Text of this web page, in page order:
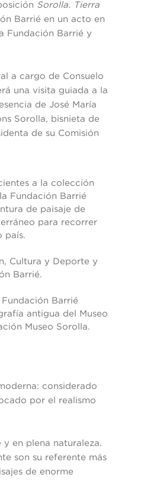
Sorolla. Tierra
Barrié en un acto en
Fundación Barrié y
a cargo de Consuelo
una visita guiada a la
de José María
Sorolla, bisnieta de
de su Comisión
a la colección
Fundación Barrié
de paisaje de
para recorrer
país.
Cultura y Deporte y
Barrié.
Barrié
antigua del Museo
Museo Sorolla.
considerado
por el realismo
en plena naturaleza.
son su referente más
de enorme